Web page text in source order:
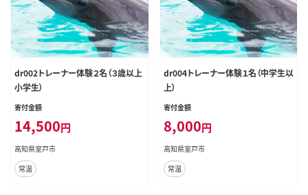
dr002トレーナー体験２名（３歳以上
小学生）
寄付金額
14,500円
高知県室戸市
常温
dr004トレーナー体験１名（中学生以
上）
寄付金額
8,000円
高知県室戸市
常温